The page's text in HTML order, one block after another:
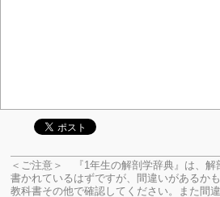
＜ご注意＞ 『1年生の解剖学辞典』は、解
書かれているはずですが、間違いがあるか
教科書その他で確認してください。
また間